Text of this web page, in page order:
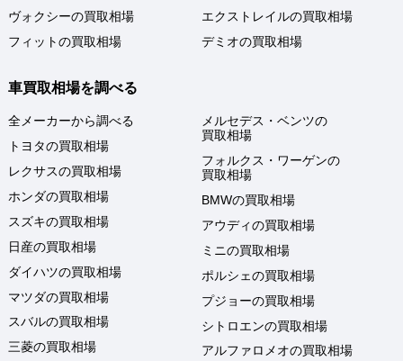
ヴォクシーの買取相場
フィットの買取相場
エクストレイルの買取相場
デミオの買取相場
車買取相場を調べる
全メーカーから調べる
トヨタの買取相場
レクサスの買取相場
ホンダの買取相場
スズキの買取相場
日産の買取相場
ダイハツの買取相場
マツダの買取相場
スバルの買取相場
三菱の買取相場
メルセデス・ベンツの
買取相場
フォルクス・ワーゲンの
買取相場
BMWの買取相場
アウディの買取相場
ミニの買取相場
ポルシェの買取相場
プジョーの買取相場
シトロエンの買取相場
アルファロメオの買取相場